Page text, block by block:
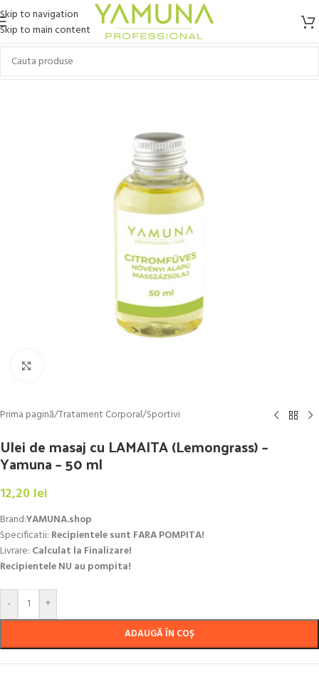
Skip to navigation
Skip to main content
Prima pagină/Tratament Corporal/Sportivi
Ulei de masaj cu LAMAITA (Lemongrass) –
Yamuna – 50 ml
12,20 lei
Brand:YAMUNA.shop
Specificatii: Recipientele sunt FARA POMPITA!
Livrare: Calculat la Finalizare!
Recipientele NU au pompita!
- +
ADAUGĂ ÎN COȘ